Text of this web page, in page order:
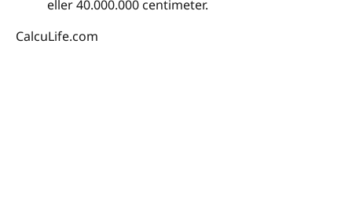
eller 40.000.000 centimeter.
CalcuLife.com